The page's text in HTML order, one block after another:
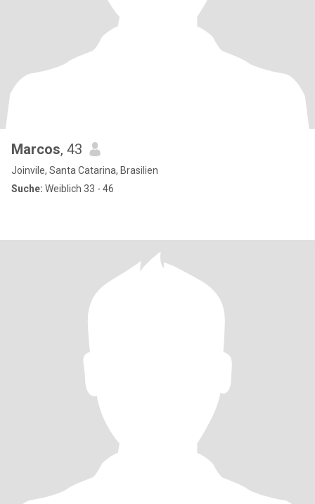
Marcos, 43
Joinvile, Santa Catarina, Brasilien
Suche: Weiblich 33 - 46